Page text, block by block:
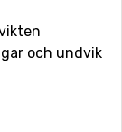
och undvik